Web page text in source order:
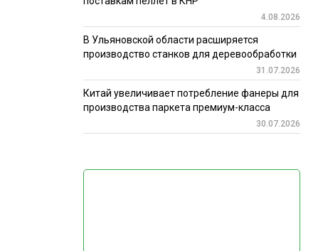
4.08.2026
В Ульяновской области расширяется
производство станков для деревообработки
31.07.2026
Китай увеличивает потребление фанеры для
производства паркета премиум-класса
30.07.2026